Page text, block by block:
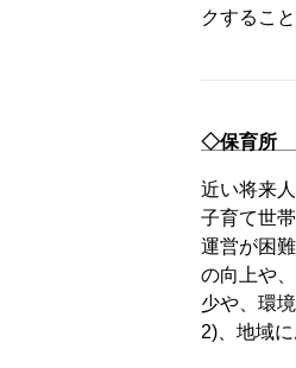
クするこ
◇保育所
近い将来
子育て世
運営が困
の向上や
少や、環
2)、地域